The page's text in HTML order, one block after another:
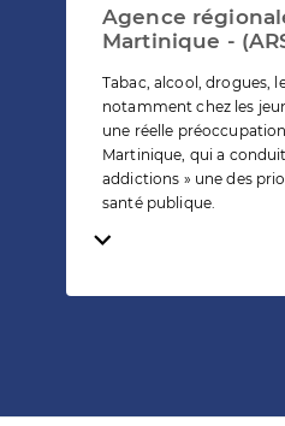
Agence
Martinique -
Tabac, alcool, drogues,
notamment chez les
une réelle
Martinique, qui a conduit
addictions » une des
santé publique.
Temps de lecture